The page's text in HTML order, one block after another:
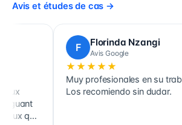
Avis et études de cas →
Ludovic Poulain
Avis Google
★★★★★
Cabinet très fiable. Qualités
d'accueil, d'écoute et de conseil très